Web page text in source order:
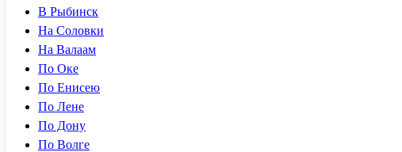
В Рыбинск
На Соловки
На Валаам
По Оке
По Енисею
По Лене
По Дону
По Волге